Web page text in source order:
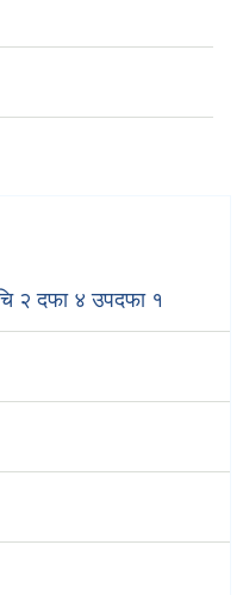
२ दफा ४ उपदफा १